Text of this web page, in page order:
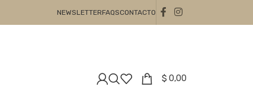
NEWSLETTERFAQSCONTACTO
$ 0,00